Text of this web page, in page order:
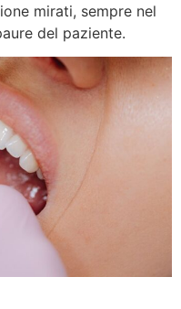
mirati, sempre nel
del paziente.